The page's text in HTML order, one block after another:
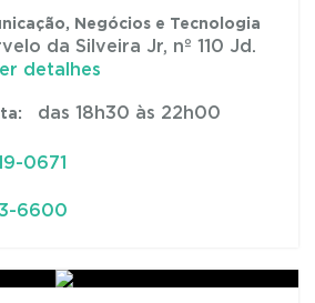
Negócios e Tecnologia
da Silveira Jr, nº 110 Jd.
detalhes
das 18h30 às 22h00
0671
6600